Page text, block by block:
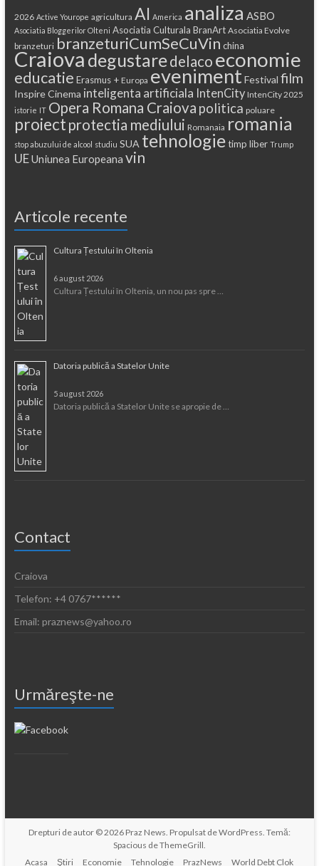
2026 Active Yourope agricultura AI America analiza ASBO
Asociatia Bloggerilor Olteni Asociatia Culturala BranArt Asociatia Evolve
branzeturi branzeturiCumSeCuVin china
Craiova degustaredelaco economie
educatie Erasmus + Europa eveniment Festival film
Inspire Cinema inteligenta artificiala IntenCity IntenCity 2025
istorie IT Opera Romana Craiova politica poluare
proiect protectia mediului Romanaia romania
stop abuzului de alcool studiu SUA tehnologie timp liber Trump
UEUniunea Europeana vin
Articole recente
Cultura Țestului în Oltenia
6 august 2026
Cultura Țestului în Oltenia, un nou pas spre …
Datoria publică a Statelor Unite
5 august 2026
Datoria publică a Statelor Unite se apropie de …
Contact
Craiova
Telefon: +4 0767******
Email: praznews@yahoo.ro
Urmăreşte-ne
Drepturi de autor © 2026 Praz News. Propulsat deWordPress. Temă:
Spacious deThemeGrill.
Acasa
Ştiri Economie Tehnologie PrazNews World Debt Clok